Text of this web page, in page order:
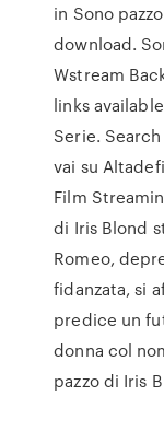
in Sono
download.
Wstream
links
Serie.
vai su
Film
di Iris Blond
Romeo,
fidanzata, si
predice un
donna col
pazzo di Iris